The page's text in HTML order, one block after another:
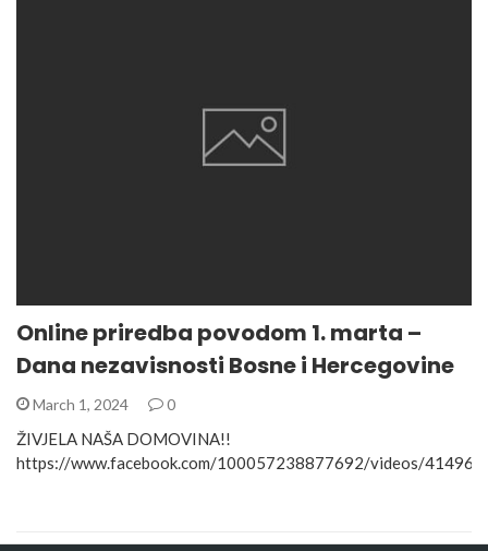
Online priredba povodom 1. marta –
Dana nezavisnosti Bosne i Hercegovine
March 1, 2024 0
ŽIVJELA NAŠA DOMOVINA!!
https://www.facebook.com/100057238877692/videos/